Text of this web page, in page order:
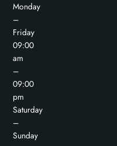
Monday
–
Friday
09:00
am
–
09:00
pm
Saturday
–
Sunday